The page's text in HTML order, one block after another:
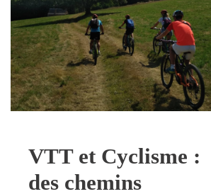
VTT et Cyclisme :
des chemins